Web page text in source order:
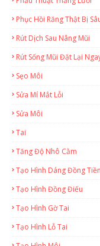
Phục Hồi Răng Thật Bị
Rút Dịch Sau Nâng Mũi
Rút Sống Mũi Đặt Lại
Sẹo Môi
Sửa Mí Mắt Lỗi
Sửa Môi
Tai
Tăng Độ Nhô Cằm
Tạo Hình Dáng Đồng Tiền
Tạo Hình Đồng Điếu
Tạo Hình Gờ Tai
Tạo Hình Lỗ Tai